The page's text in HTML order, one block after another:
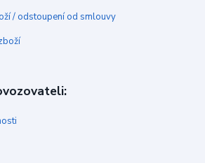
/ odstoupení od smlouvy